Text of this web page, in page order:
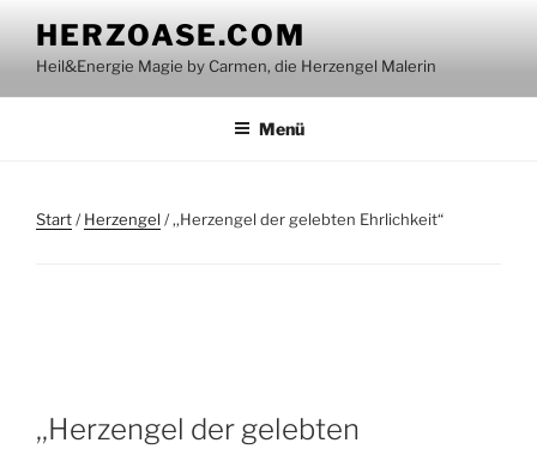
Inhalt
springen
HERZOASE.COM
Heil&Energie Magie by Carmen, die Herzengel Malerin
Menü
Start/Herzengel/ ,,Herzengel der gelebten Ehrlichkeit“
,,Herzengel der gelebten